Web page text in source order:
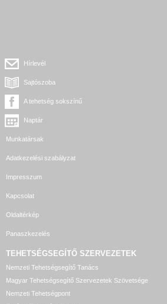
Hírlevél
Sajtószoba
A tehetség sokszínű
Naptár
Munkatársak
Adatkezelési szabályzat
Impresszum
Kapcsolat
Oldaltérkép
Panaszkezelés
TEHETSÉGSEGÍTŐ SZERVEZETEK
Nemzeti Tehetségsegítő Tanács
Magyar Tehetségsegítő Szervezetek Szövetsége
Nemzeti Tehetségpont